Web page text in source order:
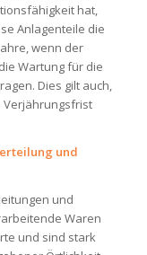
hat,
Anlagenteile die
wenn der
Wartung für die
Dies gilt auch,
und
und
Waren
und sind stark